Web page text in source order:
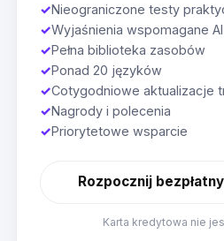
✓Nieograniczone testy
✓Wyjaśnienia wspomagane AI
✓Pełna biblioteka zasobów
✓Ponad 20 języków
✓Cotygodniowe aktualizacje
✓Nagrody i polecenia
✓Priorytetowe wsparcie
Rozpocznij
Karta kredytowa nie